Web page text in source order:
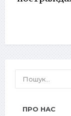
ПРО НАС